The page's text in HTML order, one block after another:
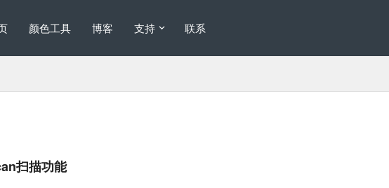
颜色工具 博客 支持 联系
扫描功能